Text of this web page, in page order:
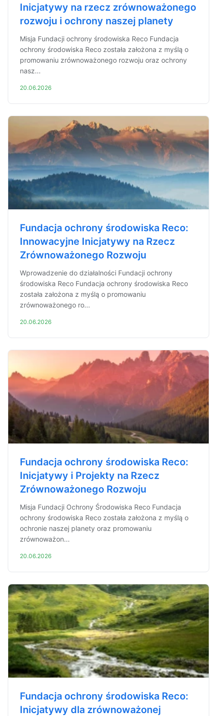
Inicjatywy na rzecz zrównoważonego
rozwoju i ochrony naszej planety
Misja Fundacji ochrony środowiska Reco Fundacja
ochrony środowiska Reco została założona z myślą o
promowaniu zrównoważonego rozwoju oraz ochrony
nasz...
20.06.2026
Fundacja ochrony środowiska Reco:
Innowacyjne Inicjatywy na Rzecz
Zrównoważonego Rozwoju
Wprowadzenie do działalności Fundacji ochrony
środowiska Reco Fundacja ochrony środowiska Reco
została założona z myślą o promowaniu
zrównoważonego ro...
20.06.2026
Fundacja ochrony środowiska Reco:
Inicjatywy i Projekty na Rzecz
Zrównoważonego Rozwoju
Misja Fundacji Ochrony Środowiska Reco Fundacja
ochrony środowiska Reco została założona z myślą o
ochronie naszej planety oraz promowaniu
zrównoważon...
20.06.2026
Fundacja ochrony środowiska Reco:
Inicjatywy dla zrównoważonej